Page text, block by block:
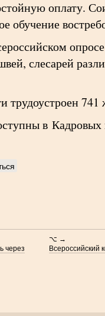
оплату.
обучение
слесарей
трудоустроен
в
через
⌥ →
Всероссийский